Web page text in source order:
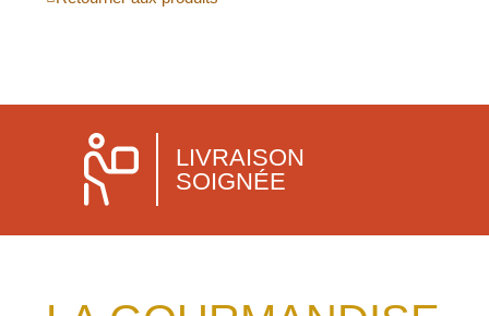
LIVRAISON
SOIGNÉE